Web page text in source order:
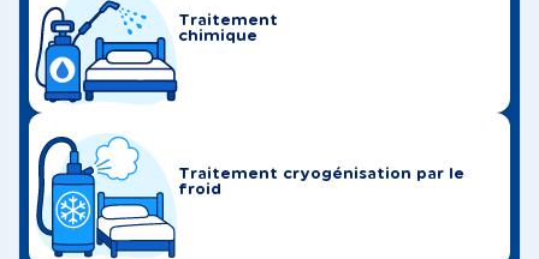
Traitement
chimique
Traitement cryogénisation par le
froid